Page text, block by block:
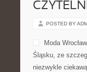
POSTED BY
Moda
Śląsku, ze
niezwykle